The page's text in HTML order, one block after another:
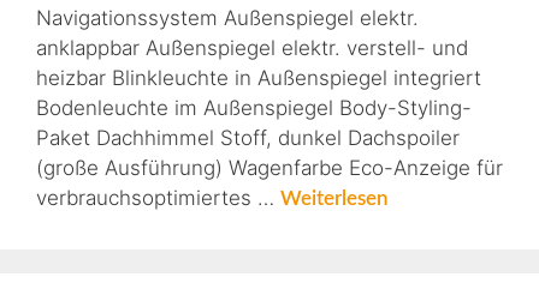
Navigationssystem Außenspiegel elektr.
anklappbar Außenspiegel elektr. verstell- und
heizbar Blinkleuchte in Außenspiegel integriert
Bodenleuchte im Außenspiegel Body-Styling-
Paket Dachhimmel Stoff, dunkel Dachspoiler
(große Ausführung) Wagenfarbe Eco-Anzeige für
verbrauchsoptimiertes … Weiterlesen